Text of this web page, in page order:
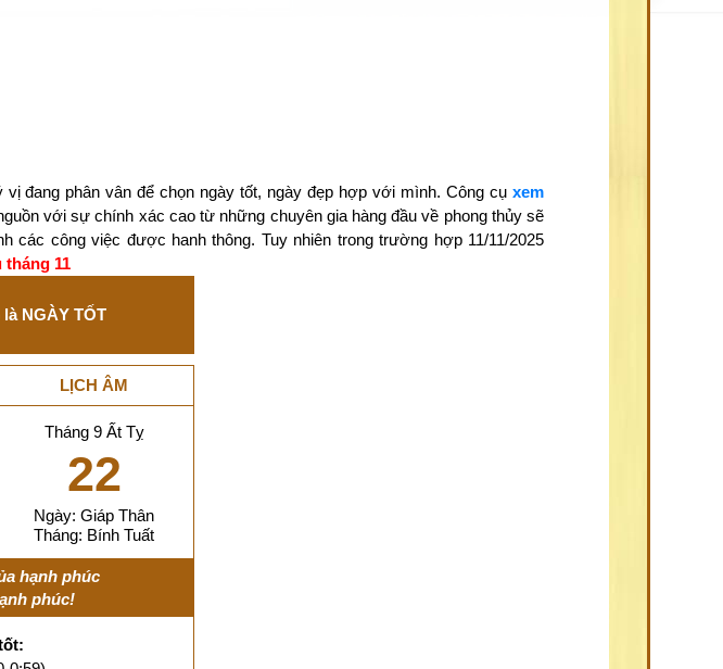
đang phân vân để chọn ngày tốt, ngày đẹp hợp với mình. Công cụxem
với sự chính xác cao từ những chuyên gia hàng đầu về phong thủy sẽ
các công việc được hanh thông. Tuy nhiên trong trường hợp 11/11/2025
tháng 11
là NGÀY TỐT
LỊCH ÂM
Tháng 9 Ất Tỵ
22
Ngày: Giáp Thân
Tháng: Bính Tuất
hạnh phúc
phúc!